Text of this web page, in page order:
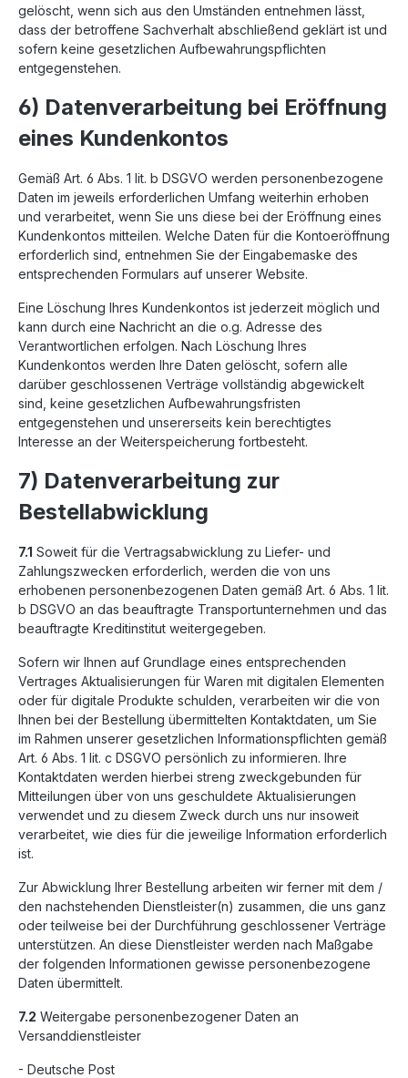
gelöscht, wenn sich aus den Umständen entnehmen lässt,
dass der betroffene Sachverhalt abschließend geklärt ist und
sofern keine gesetzlichen Aufbewahrungspflichten
entgegenstehen.
6) Datenverarbeitung bei Eröffnung
eines Kundenkontos
Gemäß Art. 6 Abs. 1 lit. b DSGVO werden personenbezogene
Daten im jeweils erforderlichen Umfang weiterhin erhoben
und verarbeitet, wenn Sie uns diese bei der Eröffnung eines
Kundenkontos mitteilen. Welche Daten für die Kontoeröffnung
erforderlich sind, entnehmen Sie der Eingabemaske des
entsprechenden Formulars auf unserer Website.
Eine Löschung Ihres Kundenkontos ist jederzeit möglich und
kann durch eine Nachricht an die o.g. Adresse des
Verantwortlichen erfolgen. Nach Löschung Ihres
Kundenkontos werden Ihre Daten gelöscht, sofern alle
darüber geschlossenen Verträge vollständig abgewickelt
sind, keine gesetzlichen Aufbewahrungsfristen
entgegenstehen und unsererseits kein berechtigtes
Interesse an der Weiterspeicherung fortbesteht.
7) Datenverarbeitung zur
Bestellabwicklung
7.1 Soweit für die Vertragsabwicklung zu Liefer- und
Zahlungszwecken erforderlich, werden die von uns
erhobenen personenbezogenen Daten gemäß Art. 6 Abs. 1 lit.
b DSGVO an das beauftragte Transportunternehmen und das
beauftragte Kreditinstitut weitergegeben.
Sofern wir Ihnen auf Grundlage eines entsprechenden
Vertrages Aktualisierungen für Waren mit digitalen Elementen
oder für digitale Produkte schulden, verarbeiten wir die von
Ihnen bei der Bestellung übermittelten Kontaktdaten, um Sie
im Rahmen unserer gesetzlichen Informationspflichten gemäß
Art. 6 Abs. 1 lit. c DSGVO persönlich zu informieren. Ihre
Kontaktdaten werden hierbei streng zweckgebunden für
Mitteilungen über von uns geschuldete Aktualisierungen
verwendet und zu diesem Zweck durch uns nur insoweit
verarbeitet, wie dies für die jeweilige Information erforderlich
ist.
Zur Abwicklung Ihrer Bestellung arbeiten wir ferner mit dem /
den nachstehenden Dienstleister(n) zusammen, die uns ganz
oder teilweise bei der Durchführung geschlossener Verträge
unterstützen. An diese Dienstleister werden nach Maßgabe
der folgenden Informationen gewisse personenbezogene
Daten übermittelt.
7.2 Weitergabe personenbezogener Daten an
Versanddienstleister
- Deutsche Post